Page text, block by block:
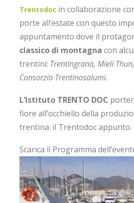
Trentodoc in collaborazione
porte all’estate con questo
appuntamento dove il
classico di montagna con
trentini: Trentingrana, Mieli
Consorzio Trentinosalumi.
L’Istituto TRENTO DOC
fiore all’occhiello della
trentina: il Trentodoc appunto.
Scarica il Programma